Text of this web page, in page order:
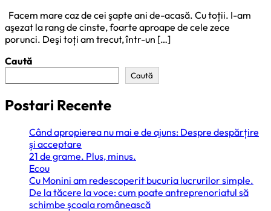
Facem mare caz de cei şapte ani de-acasă. Cu toții. I-am
aşezat la rang de cinste, foarte aproape de cele zece
porunci. Deşi toți am trecut, într-un […]
Caută
Caută
Postari Recente
Când apropierea nu mai e de ajuns: Despre despărțire
și acceptare
21 de grame. Plus, minus.
Ecou
Cu Monini am redescoperit bucuria lucrurilor simple.
De la tăcere la voce: cum poate antreprenoriatul să
schimbe școala românească